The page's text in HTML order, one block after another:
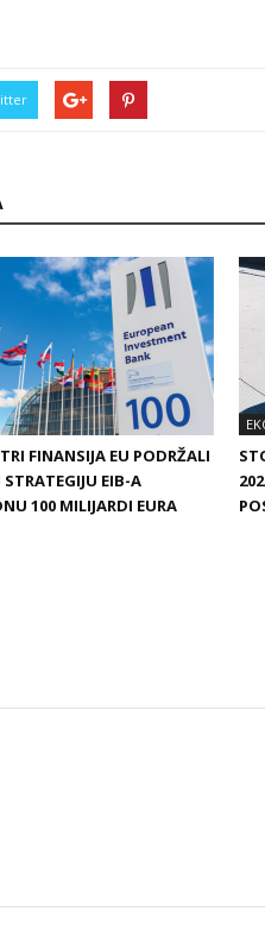
FINANSIJA EU PODRŽALI
EIB-A
100 MILIJARDI EURA